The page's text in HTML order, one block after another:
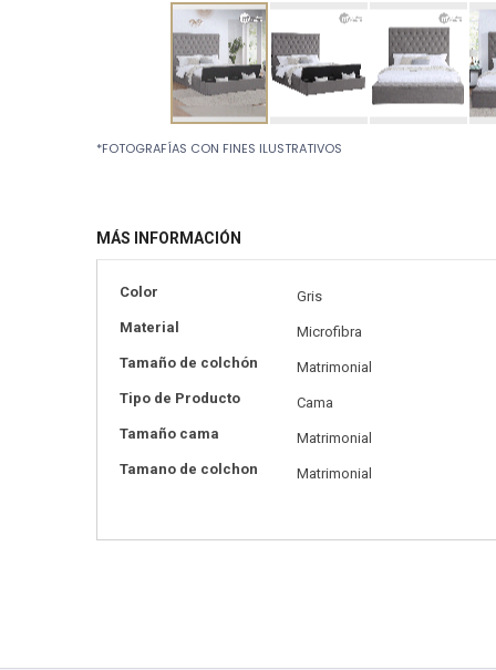
to
the
images
gallery
*FOTOGRAFÍAS CON FINES ILUSTRATIVOS
MÁS INFORMACIÓN
Más
Color
Gris
Material
Microfibra
Tamaño de colchón
Matrimonial
Tipo de Producto
Cama
Tamaño cama
Matrimonial
Tamano de colchon
Matrimonial